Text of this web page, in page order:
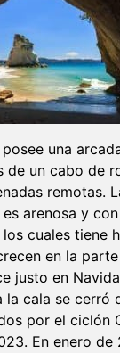
una
de un cabo de
remotas.
es arenosa y
cuales tiene
en la
justo en
la cala se cerró
por el ciclón
En enero de